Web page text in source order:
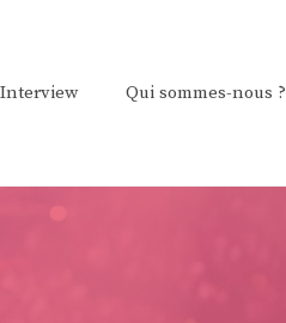
Interview Qui sommes-nous ?